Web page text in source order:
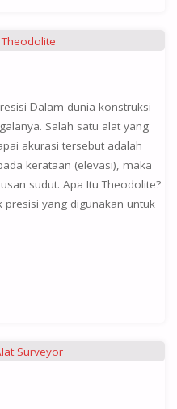
Dalam dunia konstruksi
Salah satu alat yang
akurasi tersebut adalah
kerataan (elevasi), maka
sudut. Apa Itu Theodolite?
yang digunakan untuk